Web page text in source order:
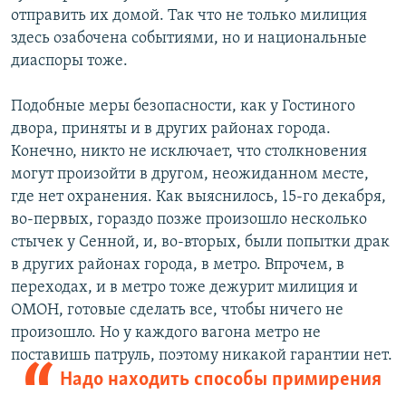
отправить их домой. Так что не только милиция
здесь озабочена событиями, но и национальные
диаспоры тоже.
Подобные меры безопасности, как у Гостиного
двора, приняты и в других районах города.
Конечно, никто не исключает, что столкновения
могут произойти в другом, неожиданном месте,
где нет охранения. Как выяснилось, 15-го декабря,
во-первых, гораздо позже произошло несколько
стычек у Сенной, и, во-вторых, были попытки драк
в других районах города, в метро. Впрочем, в
переходах, и в метро тоже дежурит милиция и
ОМОН, готовые сделать все, чтобы ничего не
произошло. Но у каждого вагона метро не
поставишь патруль, поэтому никакой гарантии нет.
Надо находить способы примирения